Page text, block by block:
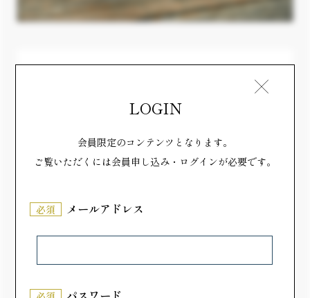
た“本物”のわらび餅をお届け
岩手県西和賀町の特産品「西わらび」から採れる希少
なわらびデンプン（西蕨粉）を100%使用しているの
の菓子店で販売されているわらび餅は、わらび以外の
提供しているお店もありますが、それを通販の商品と
LOGIN
会員限定のコンテンツとなります。
ご覧いただくには会員申し込み・ログインが必要です。
必須 メールアドレス